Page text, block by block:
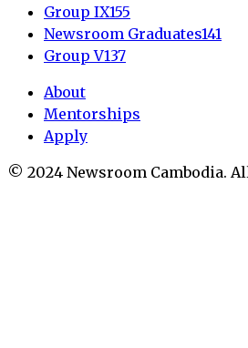
Group IX155
Newsroom Graduates141
Group V137
About
Mentorships
Apply
© 2024 Newsroom Cambodia.